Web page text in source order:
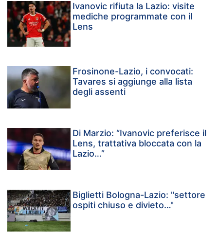
Ivanovic rifiuta la Lazio: visite
mediche programmate con il
Lens
Frosinone-Lazio, i convocati:
Tavares si aggiunge alla lista
degli assenti
Di Marzio: “Ivanovic preferisce il
Lens, trattativa bloccata con la
Lazio…”
Biglietti Bologna-Lazio: "settore
ospiti chiuso e divieto…"